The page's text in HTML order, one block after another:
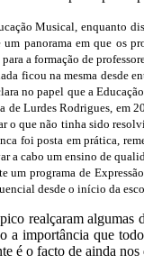
Musical, enquanto
panorama em que os
a formação de
ficou na mesma desde
no papel que a
de Lurdes Rodrigues, em
o que não tinha sido
foi posta em prática,
a cabo um ensino de
um programa de
desde o início da
realçaram
a importância que
é o facto de ainda